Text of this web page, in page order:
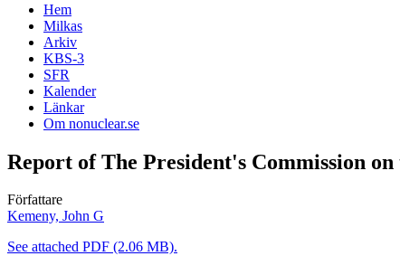
Hem
Milkas
Arkiv
KBS-3
SFR
Kalender
Länkar
Om nonuclear.se
Report of The President's Commission
Författare
Kemeny, John G
See attached PDF (2.06 MB).